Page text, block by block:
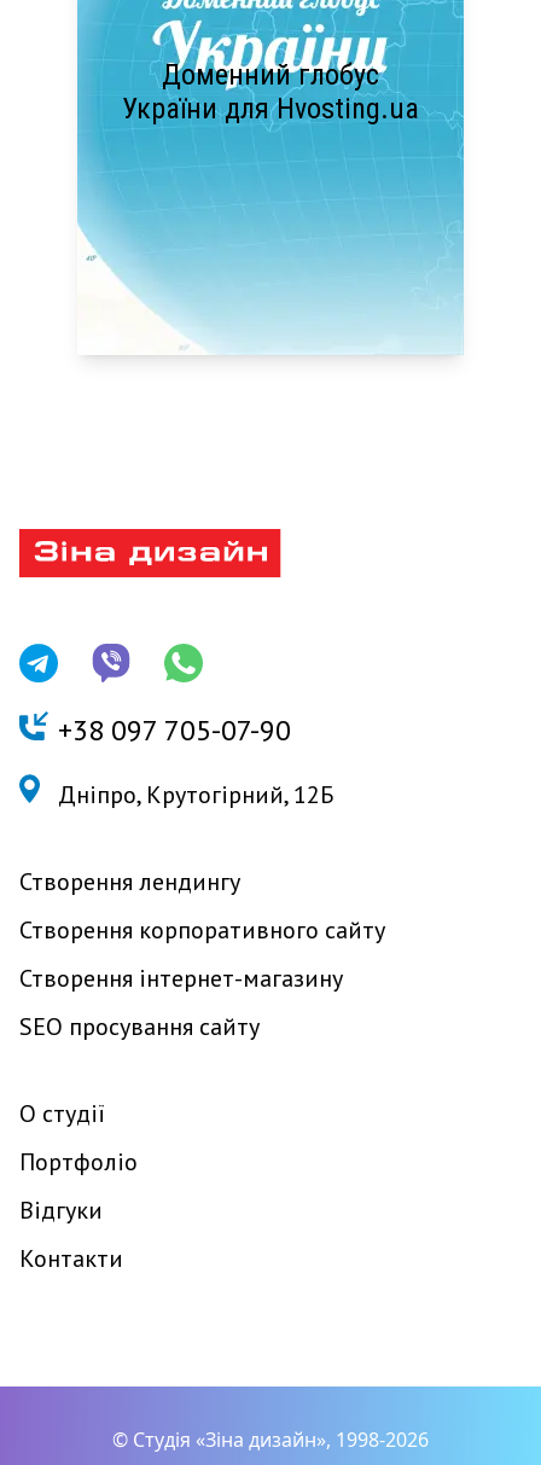
Доменний глобус
України для Hvosting.ua
+38 097 705-07-90
Дніпро, Крутогірний, 12Б
Створення лендингу
Створення корпоративного сайту
Створення інтернет-магазину
SEO просування сайту
О студії
Портфоліо
Відгуки
Контакти
© Студія «Зіна дизайн», 1998-2026